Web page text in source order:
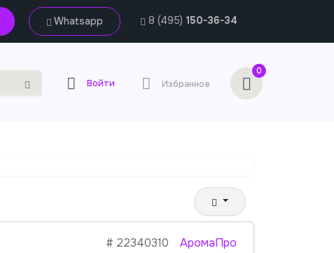
Whatsapp 8 (495) 150-36-34
Войти Избранное
0
# 22340310 АромаПро